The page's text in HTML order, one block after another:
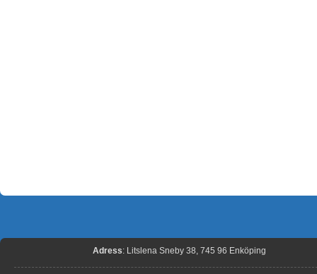
Adress: Litslena Sneby 38, 745 96 Enköping